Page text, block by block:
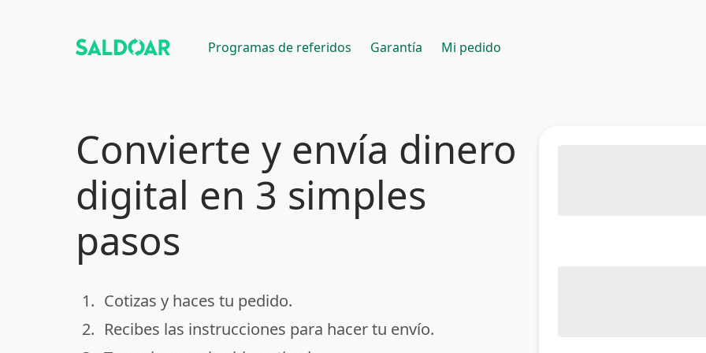
Programas de referidos Garantía Mi pedido
Convierte y envía dinero
digital en 3 simples
pasos
done
1. Cotizas y haces tu pedido.
done
2. Recibes las instrucciones para hacer tu envío.